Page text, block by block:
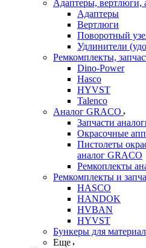
Адаптеры, вертлюги,
Адаптеры
Вертлюги
Поворотный
Удлинители
Ремкомплекты,
Dino-Power
Hasco
HYVST
Talenco
Аналог GRACO
Запчасти
Окрасочные
Пистолеты
аналог GRACO
Ремкоплекты
Ремкомплекты и
HASCO
HANDOK
HVBAN
HYVST
Бункеры для
Еще